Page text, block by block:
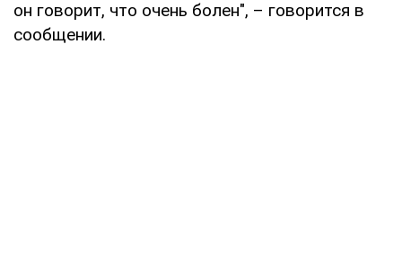
он говорит, что очень болен", – говорится в
сообщении.